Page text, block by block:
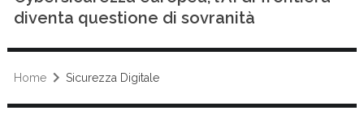
diventa questione di sovranità
Home Sicurezza Digitale